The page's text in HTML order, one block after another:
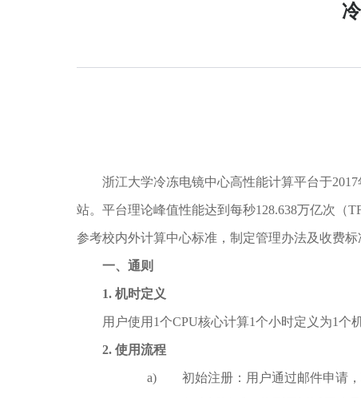
浙江大学冷冻电镜中心高性能计算平台于
站。平台理论峰值性能达到每秒128.638万亿次（
参考校内外计算中心标准，制定管理办法及收费标
一、通则
1. 机时定义
用户使用1个CPU核心计算1个小时定义为1个
2. 使用流程
a) 初始注册：用户通过邮件申请，